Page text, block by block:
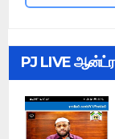
PJ LIVE